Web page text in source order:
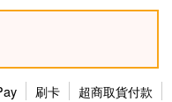
刷卡
超商取貨付款